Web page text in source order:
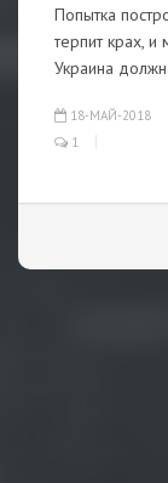
Попытка
терпит крах, и
Украина
18-МАЙ-2018
1